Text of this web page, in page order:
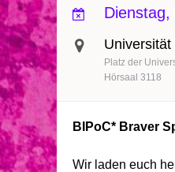
Platz der
Hörsaal 3118
BIPoC* Braver
Wir laden euch